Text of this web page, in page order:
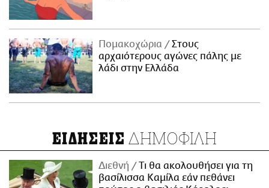
Πομακοχώρια
Στους
αρχαιότερους αγώνες πάλης με
λάδι στην Ελλάδα
ΕΙΔΗΣΕΙΣ ΔΗΜΟΦΙΛΗ
Διεθνή
Τι θα ακολουθήσει για τη
βασίλισσα Καμίλα εάν πεθάνει